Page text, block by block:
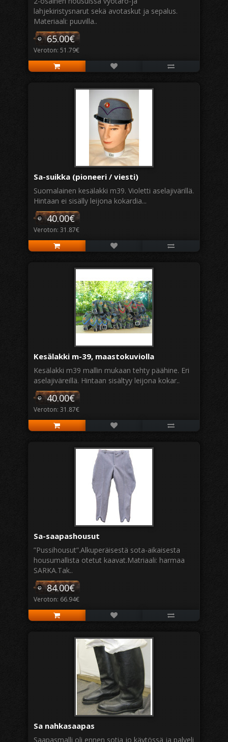
lahjekiristysnarut sekä avotaskut ja sepalus.
Materiaali: puuvilla..
65.00€
Veroton: 51.79€
Sa-suikka (pioneeri / viesti)
Suomalainen kesälakki m39. Violetti aselajivärillä.
Hintaan ei sisälly leijona kokardia...
40.00€
Veroton: 31.87€
Kesälakki m-39, maastokuviolla
Kesälakki m39 mallin mukaan tehty päähine. Eri
aselajiväreillä. Hintaan sisältyy leijona kokar..
40.00€
Veroton: 31.87€
Sa-saapashousut
”Pussihousut”.Alkuperäisestä sota-aikaisesta
housumallista otetut kaavat.Matriaali: harmaa
SARKA.Tak..
84.00€
Veroton: 66.94€
Sa nahkasaapas
Saapasmalli oli ennen sotia jo käytössä ja palveli